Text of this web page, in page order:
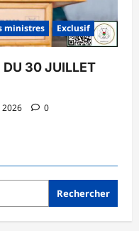
ministres Exclusif
DU 30 JUILLET
0
Rechercher